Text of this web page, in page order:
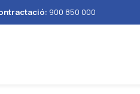
900 850 000